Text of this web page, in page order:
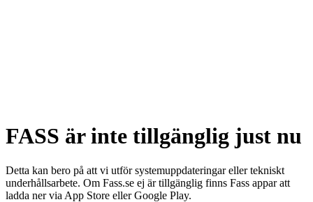
FASS är inte tillgänglig just nu
Detta kan bero på att vi utför systemuppdateringar eller tekniskt
underhållsarbete. Om Fass.se ej är tillgänglig finns Fass appar att
ladda ner via App Store eller Google Play.